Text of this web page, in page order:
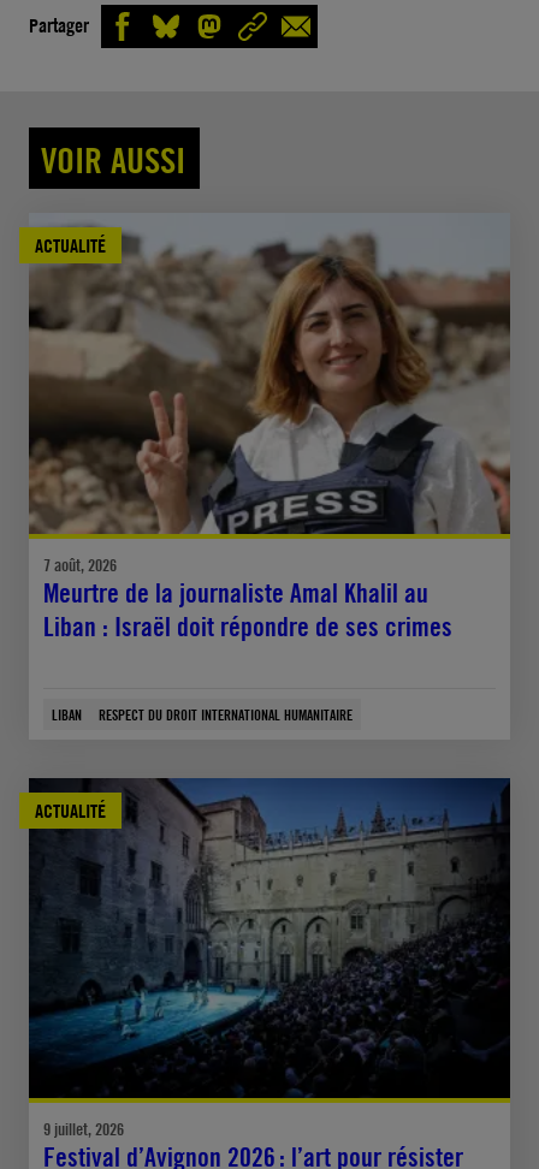
Partager
VOIR AUSSI
ACTUALITÉ
7 août, 2026
Meurtre de la journaliste Amal Khalil au
Liban : Israël doit répondre de ses crimes
LIBAN RESPECT DU DROIT INTERNATIONAL HUMANITAIRE
ACTUALITÉ
9 juillet, 2026
Festival d’Avignon 2026 : l’art pour résister